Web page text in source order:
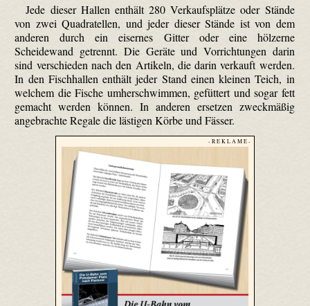
Jede dieser Hallen enthält 280 Verkaufsplätze oder Stände
von zwei Quadratellen, und jeder dieser Stände ist von dem
anderen durch ein eisernes Gitter oder eine hölzerne
Scheidewand getrennt. Die Geräte und Vorrichtungen darin
sind verschieden nach den Artikeln, die darin verkauft werden.
In den Fischhallen enthält jeder Stand einen kleinen Teich, in
welchem die Fische umher­schwimmen, gefüttert und sogar fett
gemacht werden können. In anderen ersetzen zweckmäßig
angebrachte Regale die lästigen Körbe und Fässer.
- R E K L A M E -